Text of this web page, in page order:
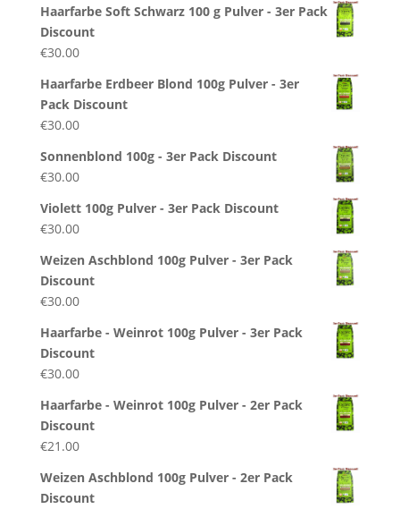
Haarfarbe Soft Schwarz 100 g Pulver - 3er Pack
Discount
€30.00
Haarfarbe Erdbeer Blond 100g Pulver - 3er
Pack Discount
€30.00
Sonnenblond 100g - 3er Pack Discount
€30.00
Violett 100g Pulver - 3er Pack Discount
€30.00
Weizen Aschblond 100g Pulver - 3er Pack
Discount
€30.00
Haarfarbe - Weinrot 100g Pulver - 3er Pack
Discount
€30.00
Haarfarbe - Weinrot 100g Pulver - 2er Pack
Discount
€21.00
Weizen Aschblond 100g Pulver - 2er Pack
Discount